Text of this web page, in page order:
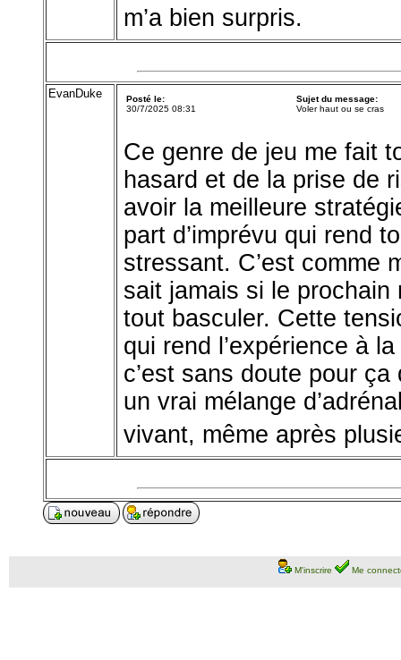
m’a bien surpris.
EvanDuke
Posté le:
30/7/2025 08:31
Sujet du message:
Voler haut ou se cras
Ce genre de jeu me fait
hasard et de la prise de
avoir la meilleure
part d’imprévu qui rend
stressant. C’est comme
sait jamais si le prochain
tout basculer. Cette
qui rend l’expérience à
c’est sans doute pour
un vrai mélange
vivant, même après
M'inscrire Me